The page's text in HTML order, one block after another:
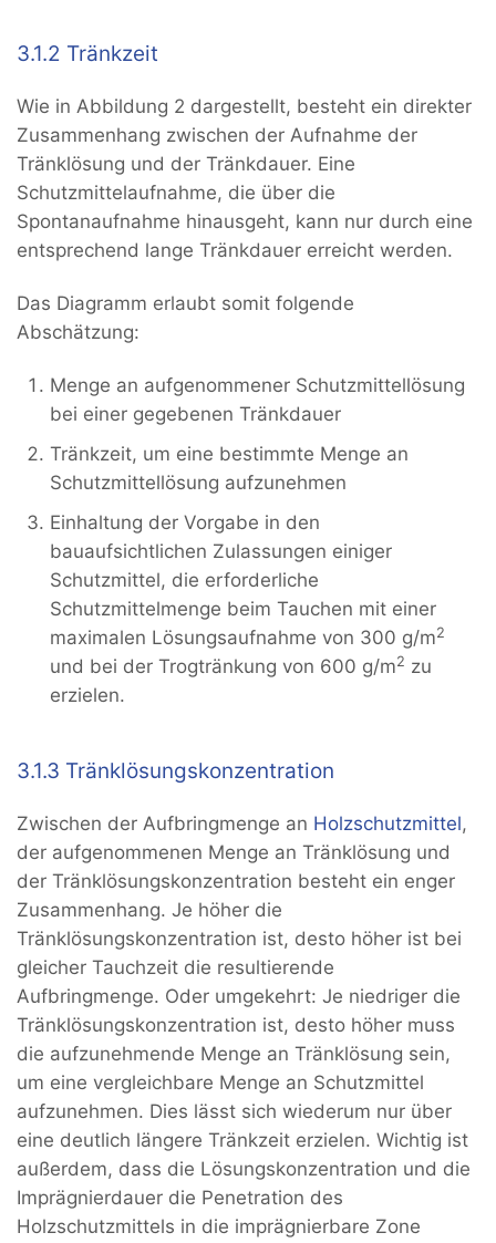
3.1.2 Tränkzeit
Wie in Abbildung 2 dargestellt, besteht ein direkter
Zusammenhang zwischen der Aufnahme der
Tränklösung und der Tränkdauer. Eine
Schutzmittelaufnahme, die über die
Spontanaufnahme hinausgeht, kann nur durch eine
entsprechend lange Tränkdauer erreicht werden.
Das Diagramm erlaubt somit folgende
Abschätzung:
Menge an aufgenommener Schutzmittellösung
bei einer gegebenen Tränkdauer
Tränkzeit, um eine bestimmte Menge an
Schutzmittellösung aufzunehmen
Einhaltung der Vorgabe in den
bauaufsichtlichen Zulassungen einiger
Schutzmittel, die erforderliche
Schutzmittelmenge beim Tauchen mit einer
maximalen Lösungsaufnahme von 300 g/m2
und bei der Trogtränkung von 600 g/m2 zu
erzielen.
3.1.3 Tränklösungskonzentration
Zwischen der Aufbringmenge an Holzschutzmittel,
der aufgenommenen Menge an Tränklösung und
der Tränklösungskonzentration besteht ein enger
Zusammenhang. Je höher die
Tränklösungskonzentration ist, desto höher ist bei
gleicher Tauchzeit die resultierende
Aufbringmenge. Oder umgekehrt: Je niedriger die
Tränklösungskonzentration ist, desto höher muss
die aufzunehmende Menge an Tränklösung sein,
um eine vergleichbare Menge an Schutzmittel
aufzunehmen. Dies lässt sich wiederum nur über
eine deutlich längere Tränkzeit erzielen. Wichtig ist
außerdem, dass die Lösungskonzentration und die
Imprägnierdauer die Penetration des
Holzschutzmittels in die imprägnierbare Zone